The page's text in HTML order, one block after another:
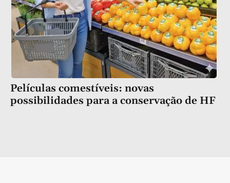
Películas comestíveis: novas
possibilidades para a conservação de HF